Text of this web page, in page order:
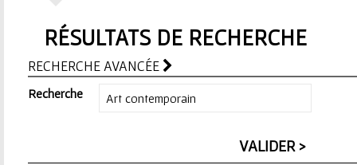
e
d
RÉSULTATS DE RECHERCHE
RECHERCHE AVANCÉE
Recherche